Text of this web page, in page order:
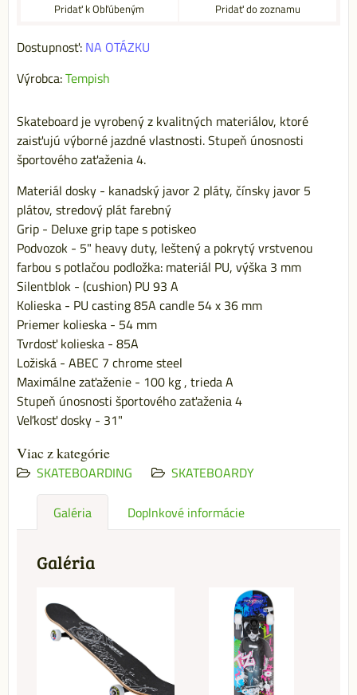
Pridať k Obľúbeným Pridať do zoznamu
Dostupnosť: NA OTÁZKU
Výrobca:Tempish
Skateboard je vyrobený z kvalitných materiálov, ktoré
zaisťujú výborné jazdné vlastnosti. Stupeň únosnosti
športového zaťaženia 4.
Materiál dosky - kanadský javor 2 pláty, čínsky javor 5
plátov, stredový plát farebný
Grip - Deluxe grip tape s potiskeo
Podvozok - 5" heavy duty, leštený a pokrytý vrstvenou
farbou s potlačou podložka: materiál PU, výška 3 mm
Silentblok - (cushion) PU 93 A
Kolieska - PU casting 85A candle 54 x 36 mm
Priemer kolieska - 54 mm
Tvrdosť kolieska - 85A
Ložiská - ABEC 7 chrome steel
Maximálne zaťaženie - 100 kg , trieda A
Stupeň únosnosti športového zaťaženia 4
Veľkosť dosky - 31"
Viac z kategórie
SKATEBOARDING
SKATEBOARDY
Galéria Doplnkové informácie
Galéria